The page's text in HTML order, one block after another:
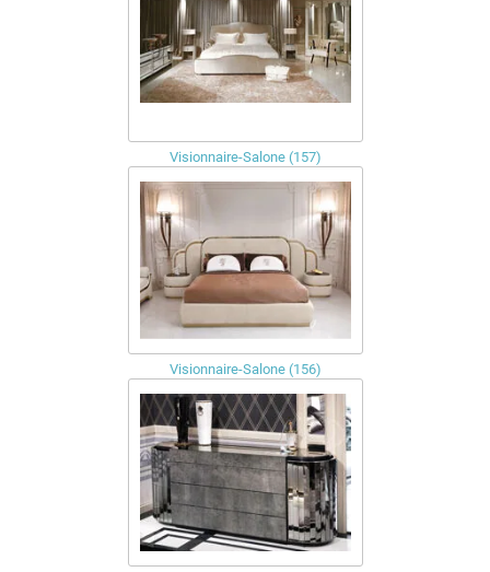
Visionnaire-Salone (157)
Visionnaire-Salone (156)